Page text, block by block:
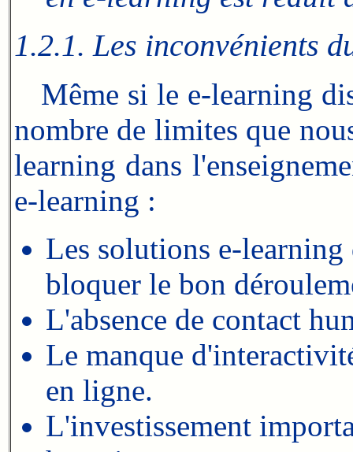
1.2.1. Les inconvénients
Même si le e-learning
nombre de limites que
learning dans
e-learning :
Les solutions e-learning
bloquer le bon
L'absence de contact
Le manque
en ligne.
L'investissement